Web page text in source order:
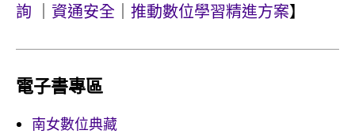
詢
資通安全 推動數位學習精進方案】
電子書專區
南女數位典藏